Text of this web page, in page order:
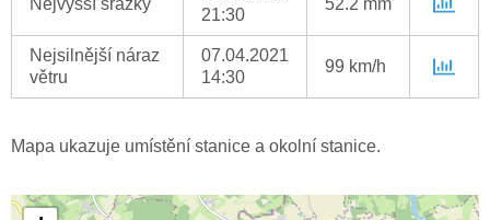
Nejvyšší srážky
21:30
52.2 mm
Nejsilnější náraz
větru
07.04.2021
14:30
99 km/h
Mapa ukazuje umístění stanice a okolní stanice.